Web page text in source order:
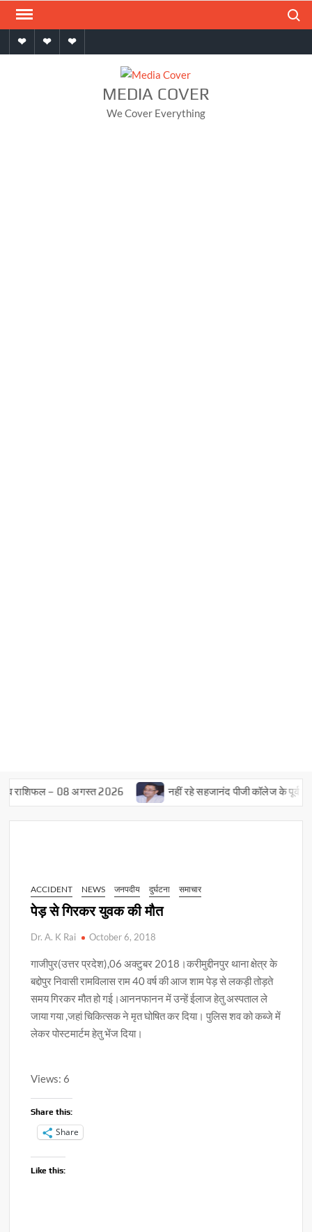
Skip
contentHomeAboutContact
MEDIA COVER
We Cover Everything
राशिफल – 08 अगस्त 2026 नहीं रहे सहजानंद पीजी कॉलेज के पूर्व
ACCIDENT NEWS जनपदीय दुर्घटना समाचार
पेड़ से गिरकर युवक की मौत
Dr. A. K Rai October 6, 2018
गाजीपुर(उत्तर प्रदेश),06 अक्टुबर 2018।करीमुद्दीनपुर थाना क्षेत्र के
बद्दोपुर निवासी रामविलास राम 40 वर्ष की आज शाम पेड़ से लकड़ी तोड़ते
समय गिरकर मौत हो गई।आननफानन में उन्हें ईलाज हेतु अस्पताल ले
जाया गया ,जहां चिकित्सक ने मृत घोषित कर दिया। पुलिस शव को कब्जे में
लेकर पोस्टमार्टम हेतु भेंज दिया।
Views: 6
Share this:
Share
Like this: